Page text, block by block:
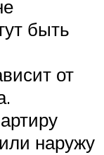
быть
от
наружу